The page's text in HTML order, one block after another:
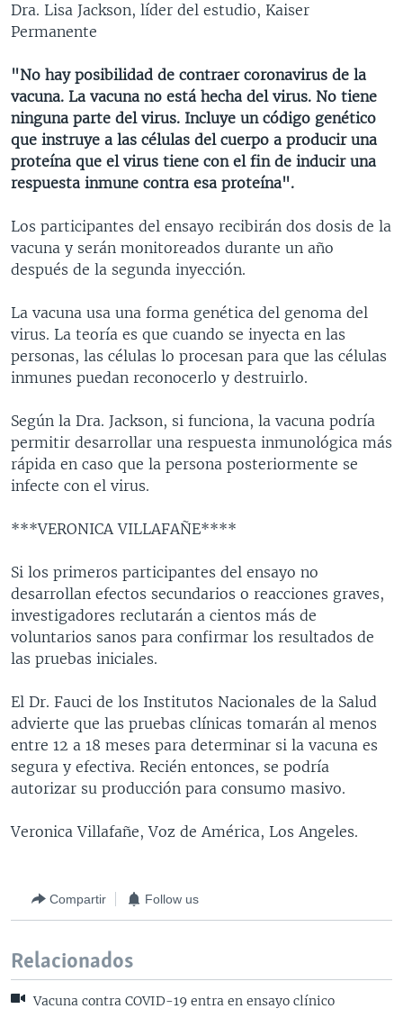
Dra. Lisa Jackson, líder del estudio, Kaiser
Permanente
"No hay posibilidad de contraer coronavirus de la
vacuna. La vacuna no está hecha del virus. No tiene
ninguna parte del virus. Incluye un código genético
que instruye a las células del cuerpo a producir una
proteína que el virus tiene con el fin de inducir una
respuesta inmune contra esa proteína".
Los participantes del ensayo recibirán dos dosis de la
vacuna y serán monitoreados durante un año
después de la segunda inyección.
La vacuna usa una forma genética del genoma del
virus. La teoría es que cuando se inyecta en las
personas, las células lo procesan para que las células
inmunes puedan reconocerlo y destruirlo.
Según la Dra. Jackson, si funciona, la vacuna podría
permitir desarrollar una respuesta inmunológica más
rápida en caso que la persona posteriormente se
infecte con el virus.
***VERONICA VILLAFAÑE****
Si los primeros participantes del ensayo no
desarrollan efectos secundarios o reacciones graves,
investigadores reclutarán a cientos más de
voluntarios sanos para confirmar los resultados de
las pruebas iniciales.
El Dr. Fauci de los Institutos Nacionales de la Salud
advierte que las pruebas clínicas tomarán al menos
entre 12 a 18 meses para determinar si la vacuna es
segura y efectiva. Recién entonces, se podría
autorizar su producción para consumo masivo.
Veronica Villafañe, Voz de América, Los Angeles.
Compartir Follow us
Relacionados
Vacuna contra COVID-19 entra en ensayo clínico